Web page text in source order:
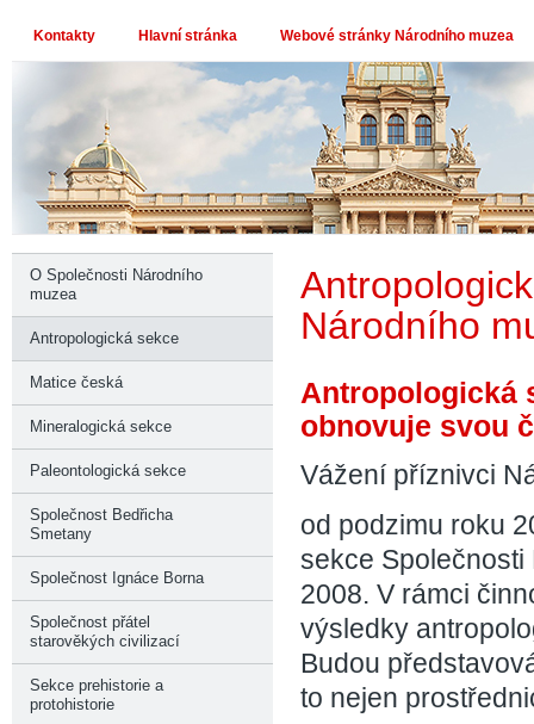
Kontakty Hlavní stránka Webové stránky Národního muzea
Národního
Antropologická
obnovuje svou
Vážení příznivci
od podzimu roku
sekce
2008. V rámci
výsledky
Budou
to nejen
O Společnosti Národního
muzea
Antropologická sekce
Matice česká
Mineralogická sekce
Paleontologická sekce
Společnost Bedřicha
Smetany
Společnost Ignáce Borna
Společnost přátel
starověkých civilizací
Sekce prehistorie a
protohistorie